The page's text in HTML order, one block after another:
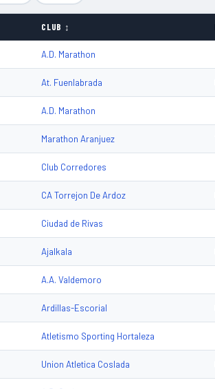
CLUB ↕
A.D. Marathon
At. Fuenlabrada
A.D. Marathon
Marathon Aranjuez
Club Corredores
CA Torrejon De Ardoz
Ciudad de Rivas
Ajalkala
A.A. Valdemoro
Ardillas-Escorial
Atletismo Sporting Hortaleza
Union Atletica Coslada